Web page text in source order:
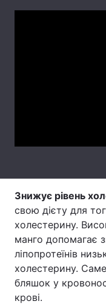
Інтерв'ю
Тема оформлення
Знижує рівень
свою дієту для
холестерину.
манго допомагає
ліпопротеїнів
холестерину.
бляшок у
крові.